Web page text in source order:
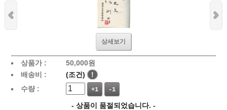
상세보기
상품가 : 50,000원
배송비 :
(조건)
!
수량 :
+1 -1
- 상품이 품절되었습니다. -